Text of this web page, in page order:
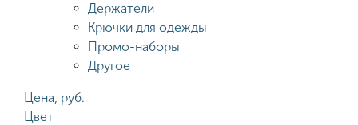
Держатели
Крючки для одежды
Промо-наборы
Другое
Цена, руб.
Цвет